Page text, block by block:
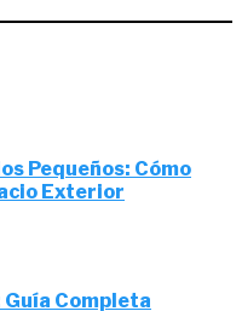
Pequeños: Cómo
Exterior
Guía Completa